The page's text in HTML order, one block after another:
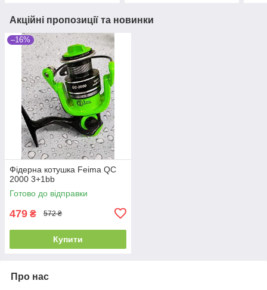
Акційні пропозиції та новинки
–16%
Фідерна котушка Feima QC
2000 3+1bb
Готово до відправки
479 ₴ 572 ₴
Купити
Про нас